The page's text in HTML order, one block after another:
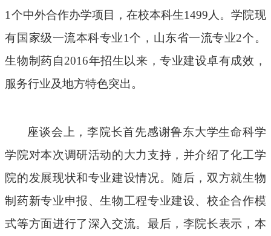
1个中外合作办学项目，在校本科生1499人 。学院现
有国家级一流本科专业1个 ， 山东省一流专业2个。
生物制药自2016年招生以来，专业建设卓有成效，
服务行业及地方特色突出 。
座谈会上 ，李院长首先感谢鲁东大学生命科学
学院对本次调研活动的大力支持 ， 并介绍了化工学
院的发展现状和专业建设情况。 随后，双方就生物
制药新专业申报、生物工程专业建设、校企合作模
式等方面进行了深入交流。 最后 ， 李院长表示， 本